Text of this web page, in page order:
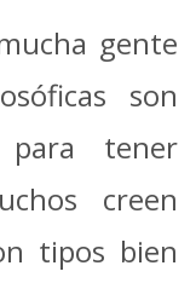
gente
son
para tener
creen
tipos bien